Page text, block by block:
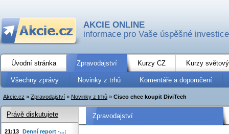
AKCIE ONLINE
informace pro Vaše úspěšné investice
Úvodní stránka Zpravodajství Kurzy CZ Kurzy
Všechny zprávy Novinky z trhů Komentáře a doporučení
Akcie.cz » Zpravodajství » Novinky z trhů » Cisco chce koupit DiviTech
Zpravodajství
Právě diskutujete
21:13 Denní report -...: